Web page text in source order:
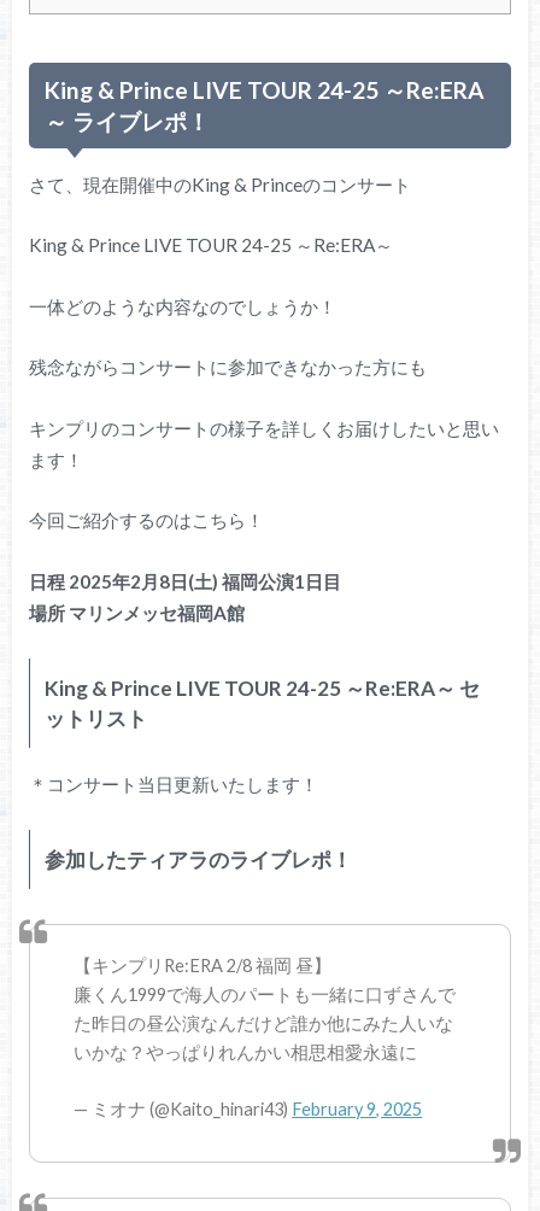
King & Prince LIVE TOUR 24-25 ～Re:ERA
～ ライブレポ！
さて、現在開催中のKing & Princeのコンサート
King & Prince LIVE TOUR 24-25 ～Re:ERA～
一体どのような内容なのでしょうか！
残念ながらコンサートに参加できなかった方にも
キンプリのコンサートの様子を詳しくお届けしたいと思い
ます！
今回ご紹介するのはこちら！
日程 2025年2月8日(土) 福岡公演1日目
場所 マリンメッセ福岡A館
King & Prince LIVE TOUR 24-25 ～Re:ERA～ セ
ットリスト
＊コンサート当日更新いたします！
参加したティアラのライブレポ！
【キンプリRe:ERA 2/8 福岡 昼】
廉くん1999で海人のパートも一緒に口ずさんで
た昨日の昼公演なんだけど誰か他にみた人いな
いかな？やっぱりれんかい相思相愛永遠に
— ミオナ (@Kaito_hinari43) February 9, 2025